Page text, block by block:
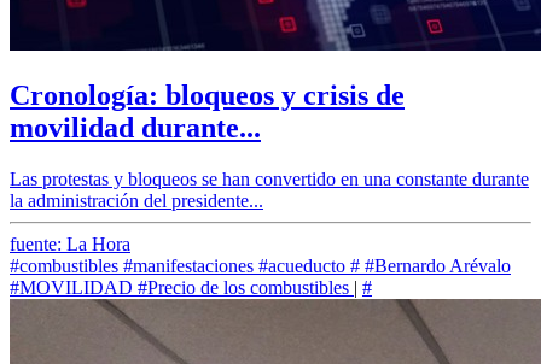
Cronología: bloqueos y crisis de
movilidad durante...
Las protestas y bloqueos se han convertido en una constante durante
la administración del presidente...
fuente: La Hora
#combustibles #manifestaciones #acueducto # #Bernardo Arévalo
#MOVILIDAD #Precio de los combustibles | #